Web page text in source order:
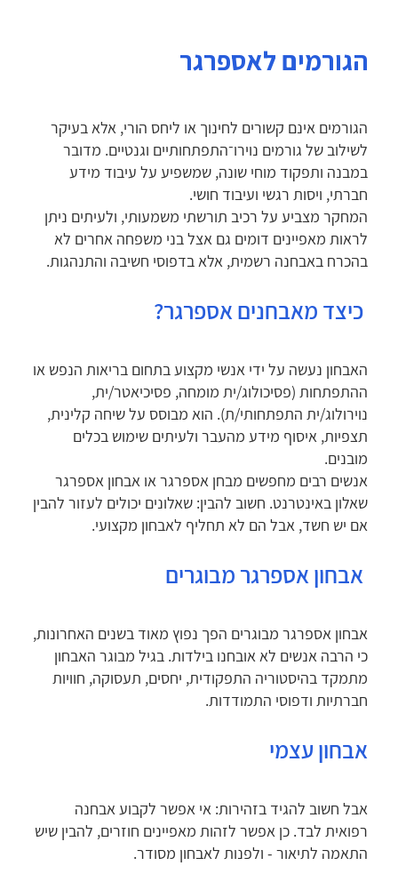
הגורמים לאספרגר
הגורמים אינם קשורים לחינוך או ליחס הורי, אלא בעיקר
לשילוב של גורמים נוירו־התפתחותיים וגנטיים. מדובר
במבנה ותפקוד מוחי שונה, שמשפיע על עיבוד מידע
חברתי, ויסות רגשי ועיבוד חושי.
המחקר מצביע על רכיב תורשתי משמעותי, ולעיתים ניתן
לראות מאפיינים דומים גם אצל בני משפחה אחרים לא
בהכרח באבחנה רשמית, אלא בדפוסי חשיבה והתנהגות.
כיצד מאבחנים אספרגר?
האבחון נעשה על ידי אנשי מקצוע בתחום בריאות הנפש או
ההתפתחות (פסיכולוג/ית מומחה, פסיכיאטר/ית,
נוירולוג/ית התפתחותי/ת). הוא מבוסס על שיחה קלינית,
תצפיות, איסוף מידע מהעבר ולעיתים שימוש בכלים
מובנים.
אנשים רבים מחפשים מבחן אספרגר או אבחון אספרגר
שאלון באינטרנט. חשוב להבין: שאלונים יכולים לעזור להבין
אם יש חשד, אבל הם לא תחליף לאבחון מקצועי.
אבחון אספרגר מבוגרים
אבחון אספרגר מבוגרים הפך נפוץ מאוד בשנים האחרונות,
כי הרבה אנשים לא אובחנו בילדות. בגיל מבוגר האבחון
מתמקד בהיסטוריה התפקודית, יחסים, תעסוקה, חוויות
חברתיות ודפוסי התמודדות.
אבחון עצמי
אבל חשוב להגיד בזהירות: אי אפשר לקבוע אבחנה
רפואית לבד. כן אפשר לזהות מאפיינים חוזרים, להבין שיש
התאמה לתיאור - ולפנות לאבחון מסודר.